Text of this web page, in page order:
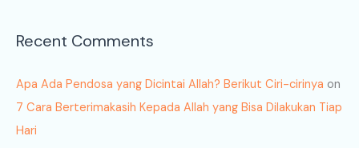
Recent Comments
Apa Ada Pendosa yang Dicintai Allah? Berikut Ciri-cirinya on
7 Cara Berterimakasih Kepada Allah yang Bisa Dilakukan Tiap
Hari